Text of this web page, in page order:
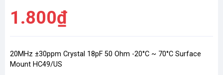
1.800₫
20MHz ±30ppm Crystal 18pF 50 Ohm -20°C ~ 70°C Surface
Mount HC49/US